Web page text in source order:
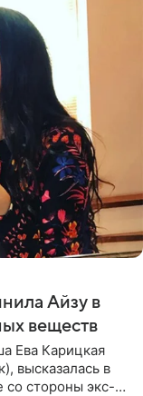
Айзу в
веществ
Ева Карицкая
высказалась в
со стороны экс-